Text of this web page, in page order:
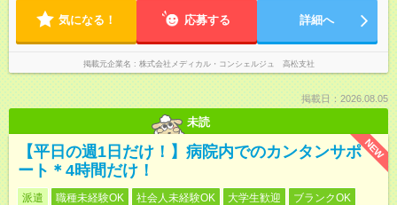
気になる！ 応募する 詳細へ
掲載元企業名 株式会社メディカル・コンシェルジュ 高松支社
掲載日：2026.08.05
未読
NEW
【平日の週1日だけ！】病院内でのカンタンサポ
ート＊4時間だけ！
派遣 職種未経験OK 社会人未経験OK 大学生歓迎
ブランクOK